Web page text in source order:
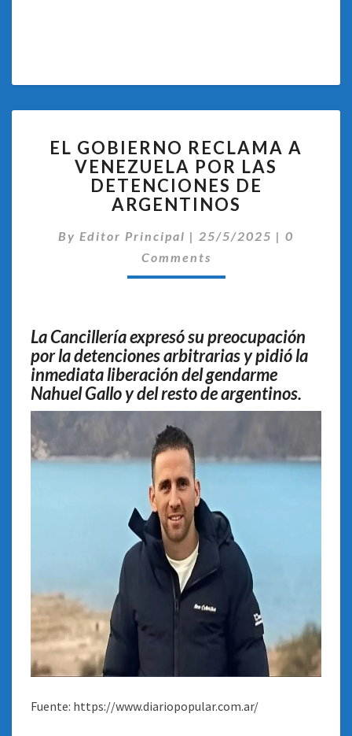
GOBIERNO
RECLAMA
A
VENEZUELA
LAS
DETENCIONES
EL GOBIERNO RECLAMA A
VENEZUELA POR LAS
DETENCIONES DE
ARGENTINOS
By Editor Principal | 25/5/2025 | 0
Comments
La Cancillería expresó su preocupación
por la detenciones arbitrarias y pidió la
inmediata liberación del gendarme
Nahuel Gallo y del resto de argentinos.
Fuente: https://www.diariopopular.com.ar/